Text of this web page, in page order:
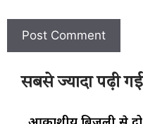
सबसे ज्यादा पढ़ी गई